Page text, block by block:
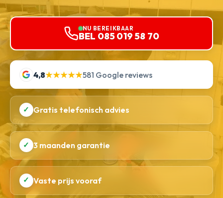
NU BEREIKBAAR
BEL 085 019 58 70
4,8★★★★★581 Google reviews
✓ Gratis telefonisch advies
✓ 3 maanden garantie
✓ Vaste prijs vooraf